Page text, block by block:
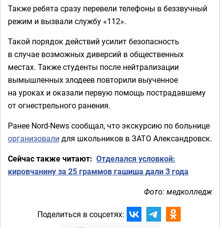
Также ребята сразу перевели телефоны в беззвучный
режим и вызвали службу «112».
Такой порядок действий усилит безопасность
в случае возможных диверсий в общественных
местах. Также студенты после нейтрализации
вымышленных злодеев повторили выученное
на уроках и оказали первую помощь пострадавшему
от огнестрельного ранения.
Ранее Nord-News сообщал, что экскурсию по больнице
организовали для школьников в ЗАТО Александровск.
Сейчас также читают: Отделался условкой:
кировчанину за 25 граммов гашиша дали 3 года
Фото: медколледж
Поделиться в соцсетях: